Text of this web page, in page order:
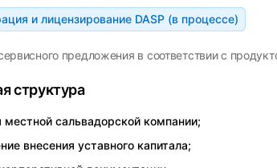
и лицензирование DASP (в процессе)
предложения в соответствии с
структура
местной сальвадорской компании;
внесения уставного капитала;